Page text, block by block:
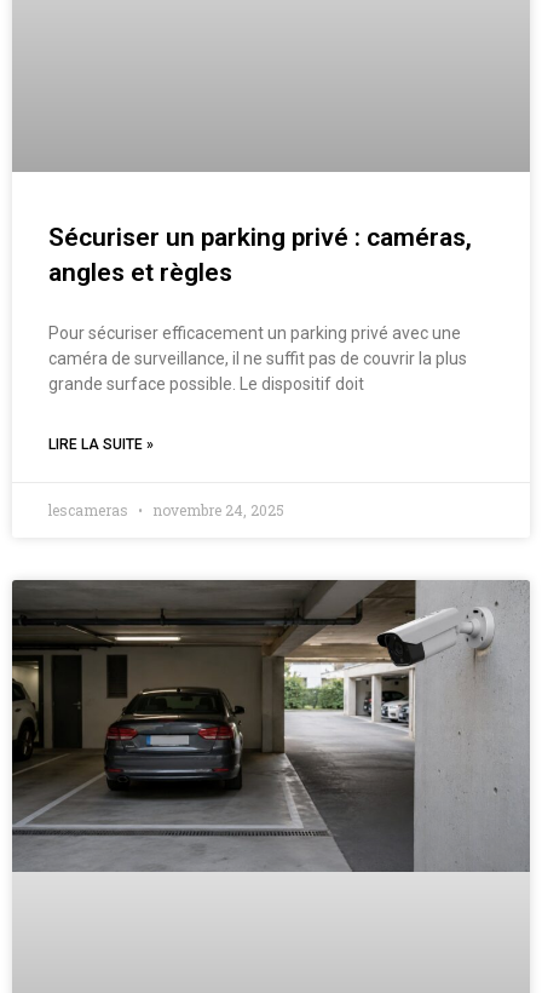
Sécuriser un parking privé : caméras,
angles et règles
Pour sécuriser efficacement un parking privé avec une
caméra de surveillance, il ne suffit pas de couvrir la plus
grande surface possible. Le dispositif doit
LIRE LA SUITE »
lescameras novembre 24, 2025